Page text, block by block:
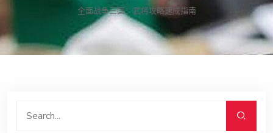
全面战争三国：武将攻略速成指南